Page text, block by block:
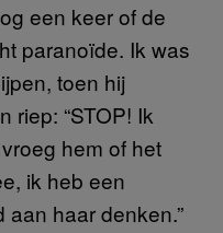
een keer of de
paranoïde. Ik was
toen hij
riep: “STOP! Ik
hem of het
ik heb een
haar denken.”